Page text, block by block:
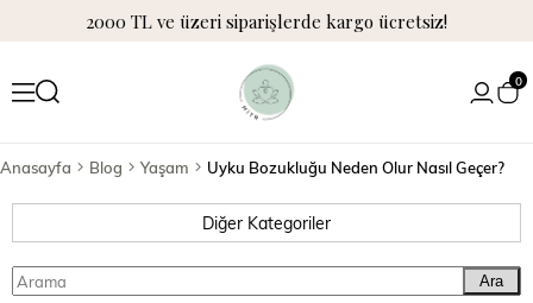
2000 TL ve üzeri siparişlerde kargo ücretsiz!
0
Anasayfa Blog Yaşam Uyku Bozukluğu Neden Olur Nasıl Geçer?
Diğer Kategoriler
Ara